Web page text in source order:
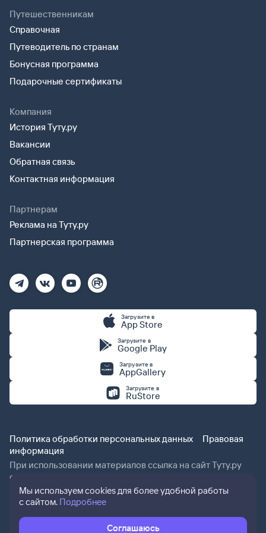
Путешественникам
Справочная
Путеводитель по странам
Бонусная программа
Подарочные сертификаты
Компания
История Туту.ру
Вакансии
Обратная связь
Контактная информация
Партнерам
Реклама на Туту.ру
Партнерская программа
Загрузите в
App Store
Загрузите в
Google Play
Загрузите в
AppGallery
Загрузите в
RuStore
Политика обработки персональных данных
Правовая
информация
При использовании материалов ссылка на сайт Туту.ру
обязательна.
Мы используем cookies для более удобной работы
с сайтом. Подробнее
Соглашаюсь